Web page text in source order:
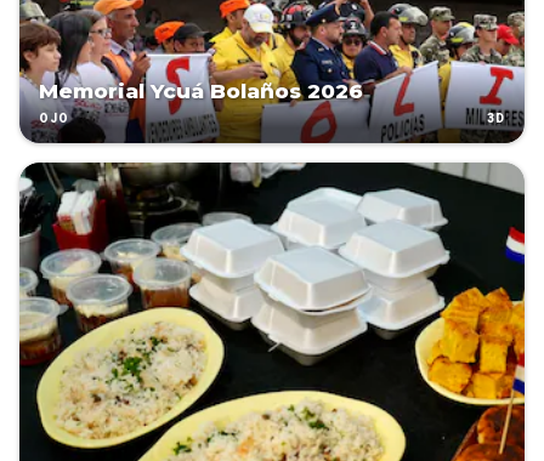
Memorial Ycuá Bolaños 2026
OJO 3D